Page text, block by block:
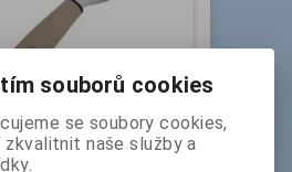
čepel 19 cm
souborů cookies
se soubory cookies,
zkvalitnit naše služby a